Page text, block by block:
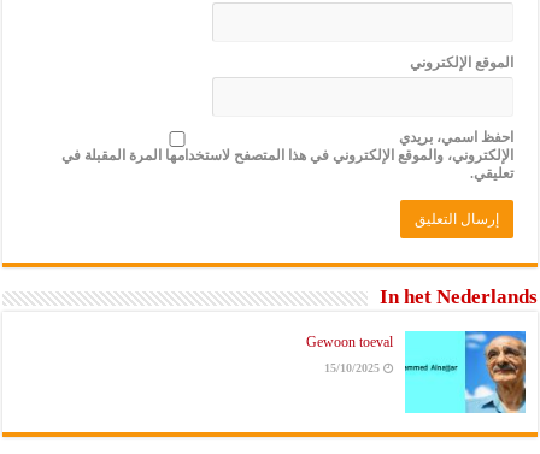
الموقع الإلكتروني
احفظ اسمي، بريدي
الإلكتروني، والموقع الإلكتروني في هذا المتصفح لاستخدامها المرة المقبلة في
تعليقي.
In het Nederlands
Gewoon toeval
15/10/2025